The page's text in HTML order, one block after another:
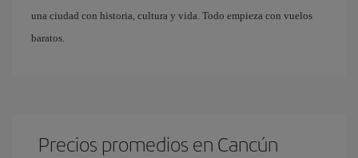
una ciudad con historia, cultura y vida. Todo empieza con vuelos
baratos.
Precios promedios en Cancún